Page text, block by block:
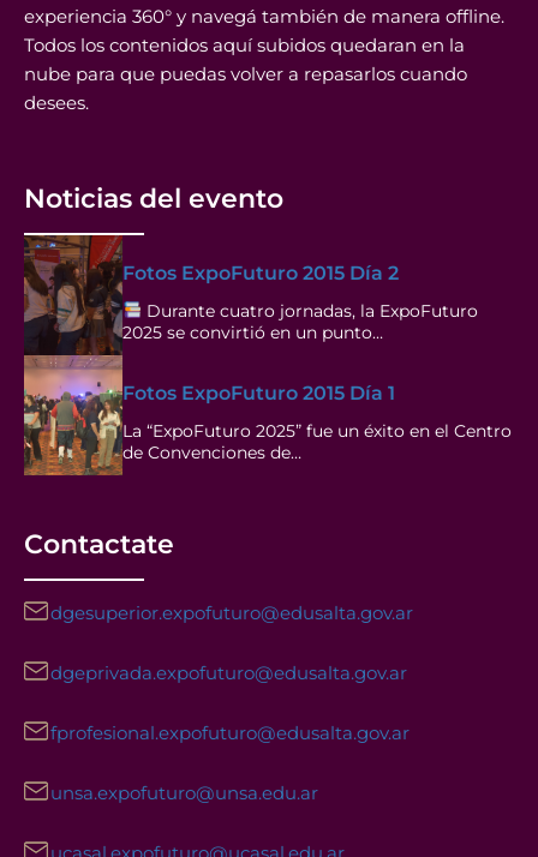
experiencia 360° y navegá también de manera offline.
Todos los contenidos aquí subidos quedaran en la
nube para que puedas volver a repasarlos cuando
desees.
Noticias del evento
Fotos ExpoFuturo 2015 Día 2
Durante cuatro jornadas, la ExpoFuturo
2025 se convirtió en un punto…
Fotos ExpoFuturo 2015 Día 1
La “ExpoFuturo 2025” fue un éxito en el Centro
de Convenciones de…
Contactate
dgesuperior.expofuturo@edusalta.gov.ar
dgeprivada.expofuturo@edusalta.gov.ar
fprofesional.expofuturo@edusalta.gov.ar
unsa.expofuturo@unsa.edu.ar